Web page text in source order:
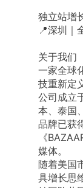
独立站增
📍深圳｜
关于我们
一家全球
技重新定
公司成立
本、泰国
品牌已获
《
媒体。
随着美国
具增长思